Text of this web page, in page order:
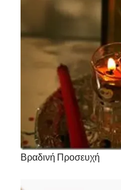
Βραδινή Προσευχή